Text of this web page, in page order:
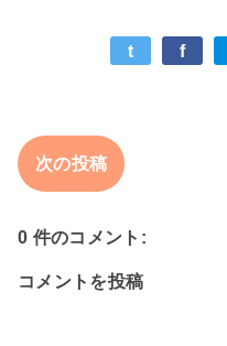
t f
次の投稿
0 件のコメント:
コメントを投稿